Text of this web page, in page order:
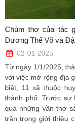
Chùm thơ của tác
Dương Thế Võ và
02-01-2025
Từ ngày 1/1/2025,
với việc mở rộng địa
biệt, 11 xã thuộc
thành phố. Trước sự
qua những vần thơ
trân trọng giới thiệu